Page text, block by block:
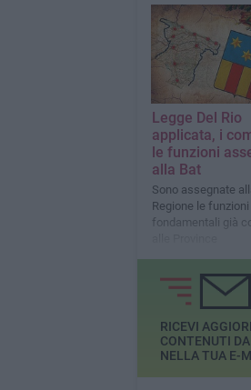
Legge Del Rio
applicata, i
le funzioni
alla Bat
Sono assegnate
Regione le funzioni
fondamentali già
RICEVI
CONTENUTI
NELLA TUA E-